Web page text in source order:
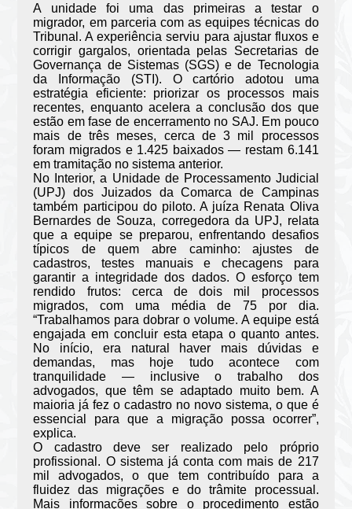
A unidade foi uma das primeiras a testar o
migrador, em parceria com as equipes técnicas do
Tribunal. A experiência serviu para ajustar fluxos e
corrigir gargalos, orientada pelas Secretarias de
Governança de Sistemas (SGS) e de Tecnologia
da Informação (STI). O cartório adotou uma
estratégia eficiente: priorizar os processos mais
recentes, enquanto acelera a conclusão dos que
estão em fase de encerramento no SAJ. Em pouco
mais de três meses, cerca de 3 mil processos
foram migrados e 1.425 baixados — restam 6.141
em tramitação no sistema anterior.
No Interior, a Unidade de Processamento Judicial
(UPJ) dos Juizados da Comarca de Campinas
também participou do piloto. A juíza Renata Oliva
Bernardes de Souza, corregedora da UPJ, relata
que a equipe se preparou, enfrentando desafios
típicos de quem abre caminho: ajustes de
cadastros, testes manuais e checagens para
garantir a integridade dos dados. O esforço tem
rendido frutos: cerca de dois mil processos
migrados, com uma média de 75 por dia.
“Trabalhamos para dobrar o volume. A equipe está
engajada em concluir esta etapa o quanto antes.
No início, era natural haver mais dúvidas e
demandas, mas hoje tudo acontece com
tranquilidade — inclusive o trabalho dos
advogados, que têm se adaptado muito bem. A
maioria já fez o cadastro no novo sistema, o que é
essencial para que a migração possa ocorrer”,
explica.
O cadastro deve ser realizado pelo próprio
profissional. O sistema já conta com mais de 217
mil advogados, o que tem contribuído para a
fluidez das migrações e do trâmite processual.
Mais informações sobre o procedimento estão